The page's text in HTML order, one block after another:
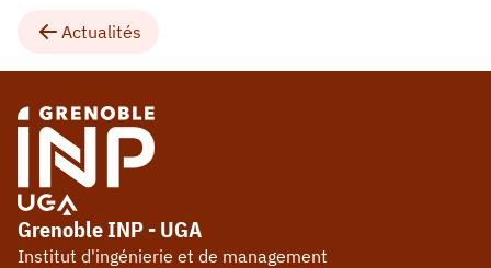
Actualités
Grenoble INP - UGA
Institut d'ingénierie et de management